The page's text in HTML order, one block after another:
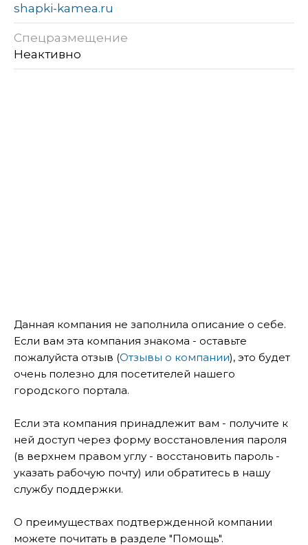
shapki-kamea.ru
Спецразмещение
Неактивно
Данная компания не заполнила описание о себе.
Если вам эта компания знакома - оставьте
пожалуйста отзыв (Отзывы о компании), это будет
очень полезно для посетителей нашего
городского портала.
Если эта компания принадлежит вам - получите к
ней доступ через форму восстановления пароля
(в верхнем правом углу - восстановить пароль -
указать рабочую почту) или обратитесь в нашу
службу поддержки.
О преимуществах подтвержденной компании
можете почитать в разделе "Помощь".